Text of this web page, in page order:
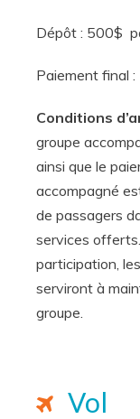
Dépôt : 500$
Paiement final
Conditions
groupe
ainsi que le
accompagné
de passagers
services
participation,
serviront à
groupe.
Vol